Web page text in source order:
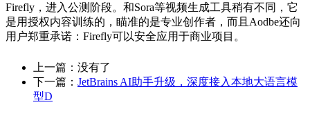
Firefly，进入公测阶段。和Sora等视频生成工具稍有不同，它
是用授权内容训练的，瞄准的是专业创作者，而且Aodbe还向
用户郑重承诺：Firefly可以安全应用于商业项目。
上一篇：没有了
下一篇： JetBrains AI助手升级，深度接入本地大语言模
型D